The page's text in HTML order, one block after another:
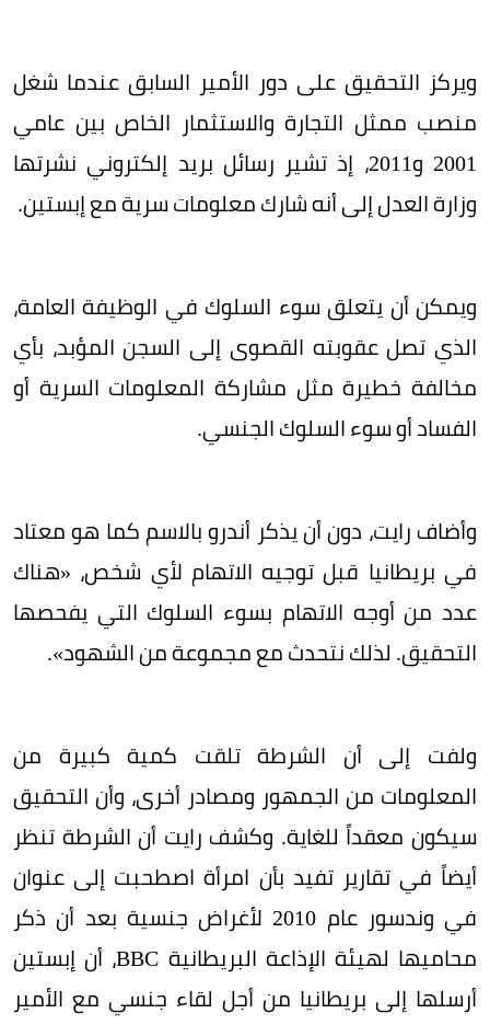
ويركز التحقيق على دور الأمير السابق عندما شغل
منصب ممثل التجارة والاستثمار الخاص بين عامي
2001 و2011، إذ تشير رسائل بريد إلكتروني نشرتها
وزارة العدل إلى أنه شارك معلومات سرية مع إبستين.
ويمكن أن يتعلق سوء السلوك في الوظيفة العامة،
الذي تصل عقوبته القصوى إلى السجن المؤبد، بأي
مخالفة خطيرة مثل مشاركة المعلومات السرية أو
الفساد أو سوء السلوك الجنسي.
وأضاف رايت، دون أن يذكر أندرو بالاسم كما هو معتاد
في بريطانيا قبل توجيه الاتهام لأي شخص، «هناك
عدد من أوجه الاتهام بسوء السلوك التي يفحصها
التحقيق. لذلك نتحدث مع مجموعة من الشهود».
ولفت إلى أن الشرطة تلقت كمية كبيرة من
المعلومات من الجمهور ومصادر أخرى، وأن التحقيق
سيكون معقداً للغاية. وكشف رايت أن الشرطة تنظر
أيضاً في تقارير تفيد بأن امرأة اصطحبت إلى عنوان
في وندسور عام 2010 لأغراض جنسية بعد أن ذكر
محاميها لهيئة الإذاعة البريطانية BBC، أن إبستين
أرسلها إلى بريطانيا من أجل لقاء جنسي مع الأمير